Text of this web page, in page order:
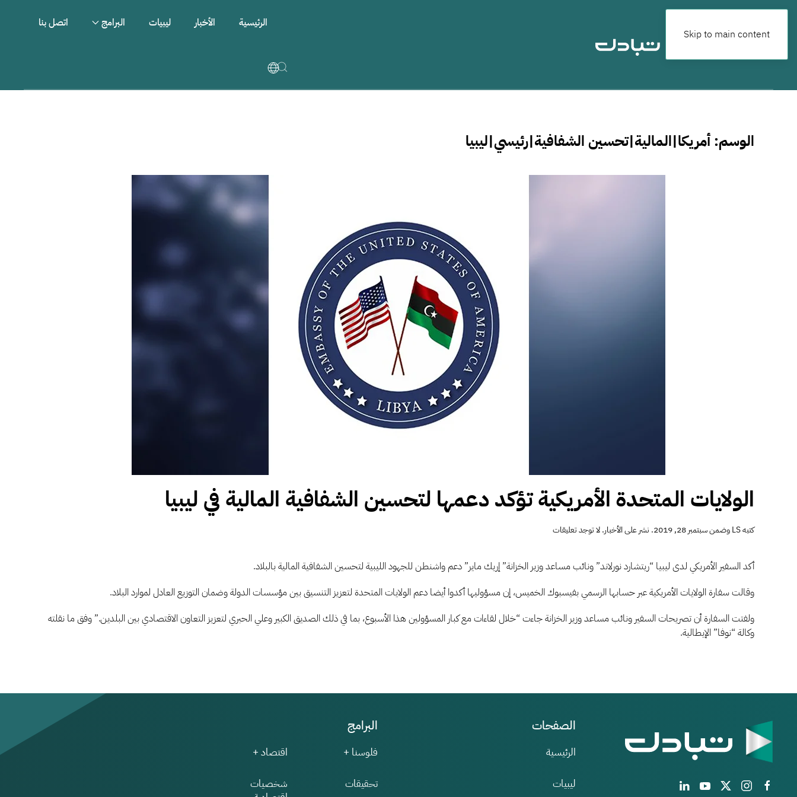
Skip to main content
الرئيسية الأخبار ليبيات البرامج اتصل بنا
الوسم:أمريكا|المالية|تحسين الشفافية|رئيسي|ليبيا
الولايات المتحدة الأمريكية تؤكد دعمها لتحسين الشفافية المالية في ليبيا
كتبهLSوضمنسبتمبر 28, 2019 . نشر علىالأخبار.لا توجد تعليقاتعلى
الأمريكية
تؤكد
دعمها
لتحسين
المالية
أكد السفير الأمريكي لدى ليبيا “ريتشارد نورلاند” ونائب مساعد وزير الخزانة” إريك ماير” دعم واشنطن للجهود الليبية لتحسين الشفافية المالية بالبلاد.
وقالت سفارة الولايات الأمريكية عبر حسابها الرسمي بفيسبوك الخميس، إن مسؤوليها أكدوا أيضا دعم الولايات المتحدة لتعزيز التنسيق بين مؤسسات الدولة وضمان التوزيع العادل لموارد البلاد.
ولفتت السفارة أن تصريحات السفير ونائب مساعد وزير الخزانة جاءت “خلال لقاءات مع كبار المسؤولين هذا الأسبوع، بما في ذلك الصديق الكبير وعلي الحبري لتعزيز التعاون الاقتصادي بين البلدين.” وفق ما نقلته
وكالة “نوفا” الإيطالية.
الصفحات
الرئيسية
ليبيات
البرامج
فلوسنا + اقتصاد +
تحقيقات
شخصيات